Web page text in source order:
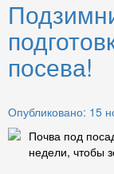
посева!
Опубликовано: 15
Почва под
недели, чтобы